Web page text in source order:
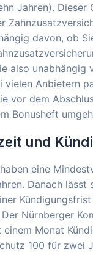
Jahren). Dieser
davon, ob
also unabhängig
Anbietern
vor dem
Bonusheft
und
eine
Danach lässt
Nürnberger
Monat
100 für zwei